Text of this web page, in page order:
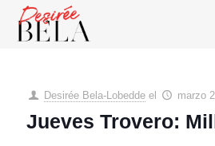
Desirée Bela-Lobedde el marzo
Jueves Trovero: